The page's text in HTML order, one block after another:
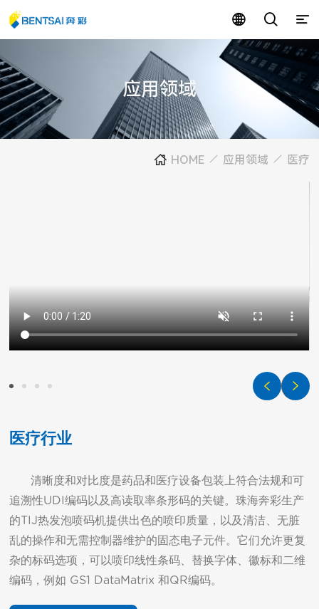
应用领域
HOME 应用领域 医疗
医疗行业
      清晰度和对比度是药品和医疗设备包装上符合法规和可
追溯性UDI编码以及高读取率条形码的关键。珠海奔彩生产
的TIJ热发泡喷码机提供出色的喷印质量，以及清洁、无脏
乱的操作和无需控制器维护的固态电子元件。它们允许更复
杂的标码选项，可以喷印线性条码、替换字体、徽标和二维
编码，例如 GS1 DataMatrix 和QR编码。